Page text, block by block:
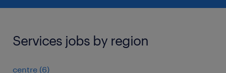
Services jobs by region
centre (6)